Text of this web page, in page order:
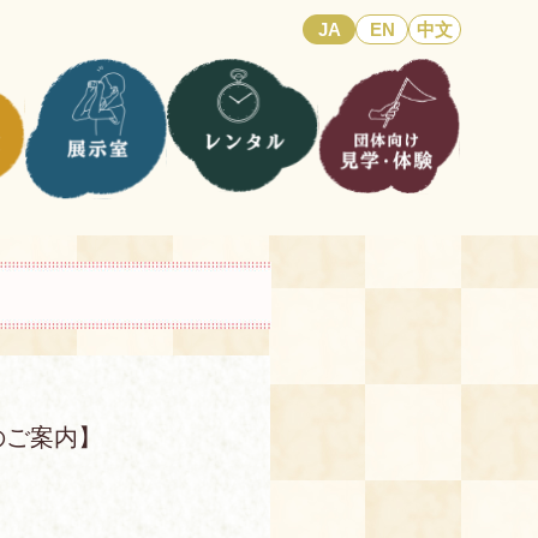
JA EN 中文
案内】